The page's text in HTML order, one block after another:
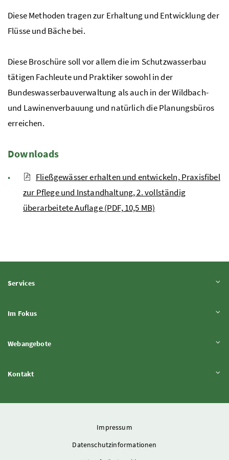
Diese Methoden tragen zur Erhaltung und Entwicklung der
Flüsse und Bäche bei.
Diese Broschüre soll vor allem die im Schutzwasserbau
tätigen Fachleute und Praktiker sowohl in der
Bundeswasserbauverwaltung als auch in der Wildbach-
und Lawinenverbauung und natürlich die Planungsbüros
erreichen.
Downloads
Fließgewässer erhalten und entwickeln, Praxisfibel
zur Pflege und Instandhaltung, 2. vollständig
überarbeitete Auflage (PDF, 10,5 MB)
ServicesInhalt aufklappen
Im FokusInhalt aufklappen
WebangeboteInhalt aufklappen
KontaktInhalt aufklappen
Impressum
Datenschutzinformationen